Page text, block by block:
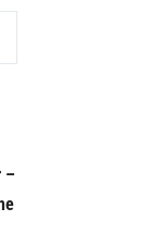
–